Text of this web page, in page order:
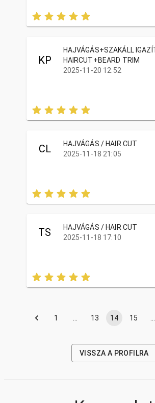
KP
HAJVÁGÁS+SZAKÁLL
HAIRCUT+BEARD TRIM
2025-11-20 12:52
CL
HAJVÁGÁS / HAIR CUT
2025-11-18 21:05
TS
HAJVÁGÁS / HAIR CUT
2025-11-18 17:10
1 … 13 14 15 …
VISSZA A PROFILRA